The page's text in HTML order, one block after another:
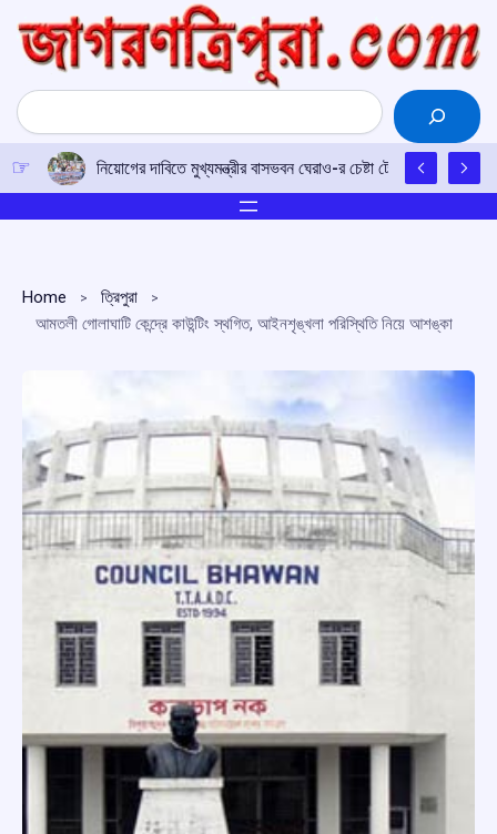
content
Search
নিয়োগের দাবিতে মুখ্যমন্ত্রীর বাসভবন ঘেরাও-র চেষ্টা টেট উত্তীর্ণদের,
Home
ত্রিপুরা
আমতলী গোলাঘাটি কেন্দ্রে কাউন্টিং স্থগিত, আইনশৃঙ্খলা পরিস্থিতি নিয়ে আশঙ্কা